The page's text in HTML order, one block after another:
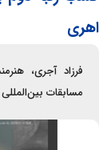
اهری
فرزاد آجری،
مسابقات